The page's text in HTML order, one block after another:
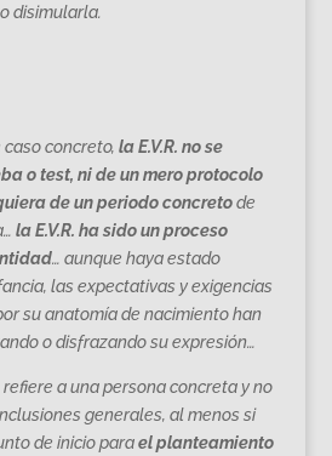
disimularla.
concreto, la E.V.R. no se
o test, ni de un mero protocolo
de un periodo concretode
la E.V.R. ha sido un proceso
… aunque haya estado
las expectativas y exigencias
su anatomía de nacimiento han
o disfrazando su expresión…
a una persona concreta y no
generales, al menos si
de inicio parael planteamiento